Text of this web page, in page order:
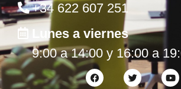
+34 622 607 251
Lunes a viernes
9:00 a 14:00 y 16:00 a